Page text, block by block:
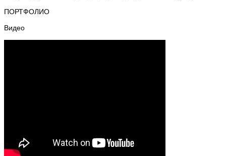
ПОРТФОЛИО
Видео